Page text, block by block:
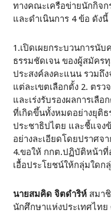
ทางคณะเครือข่ายนักกิจ
และดำเนินการ 4 ข้อ ดังนี้
1.เปิดเผยกระบวนการนั
ธรรมชัดเจน ของผู้สมัคร
ประสงค์ลงคะแนน รวมถึ
แต่ละเขตเลือกตั้ง 2. ตร
และเร่งรับรองผลการเลื
ที่เกิดขึ้นทั้งหมดอย่างยุติธ
ประชาธิปไตย และชี้แจง
อย่างละเอียดโดยปราศจ
4.ขอให้ กกต.ปฏิบัติหน้าที่
เอื้อประโยชน์ให้กลุ่มใดก
นายสมคิด จิตดำริห์ สมา
นักศึกษาแห่งประเทศไทย